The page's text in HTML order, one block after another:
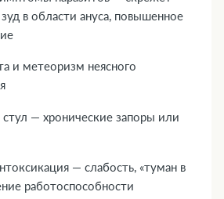
в области ануса, повышенное
и метеоризм неясного
— хронические запоры или
— слабость, «туман в
работоспособности